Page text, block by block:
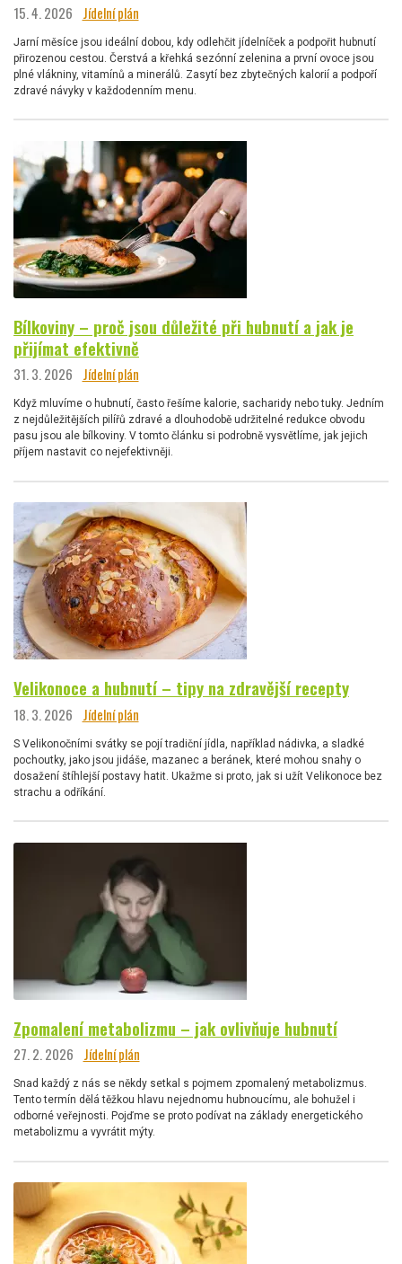
15. 4. 2026 Jídelní plán
Jarní měsíce jsou ideální dobou, kdy odlehčit jídelníček a podpořit hubnutí
přirozenou cestou. Čerstvá a křehká sezónní zelenina a první ovoce jsou
plné vlákniny, vitamínů a minerálů. Zasytí bez zbytečných kalorií a podpoří
zdravé návyky v každodenním menu.
Bílkoviny – proč jsou důležité při hubnutí a jak je
přijímat efektivně
31. 3. 2026 Jídelní plán
Když mluvíme o hubnutí, často řešíme kalorie, sacharidy nebo tuky. Jedním
z nejdůležitějších pilířů zdravé a dlouhodobě udržitelné redukce obvodu
pasu jsou ale bílkoviny. V tomto článku si podrobně vysvětlíme, jak jejich
příjem nastavit co nejefektivněji.
Velikonoce a hubnutí – tipy na zdravější recepty
18. 3. 2026 Jídelní plán
S Velikonočními svátky se pojí tradiční jídla, například nádivka, a sladké
pochoutky, jako jsou jidáše, mazanec a beránek, které mohou snahy o
dosažení štíhlejší postavy hatit. Ukažme si proto, jak si užít Velikonoce bez
strachu a odříkání.
Zpomalení metabolizmu – jak ovlivňuje hubnutí
27. 2. 2026 Jídelní plán
Snad každý z nás se někdy setkal s pojmem zpomalený metabolizmus.
Tento termín dělá těžkou hlavu nejednomu hubnoucímu, ale bohužel i
odborné veřejnosti. Pojďme se proto podívat na základy energetického
metabolizmu a vyvrátit mýty.